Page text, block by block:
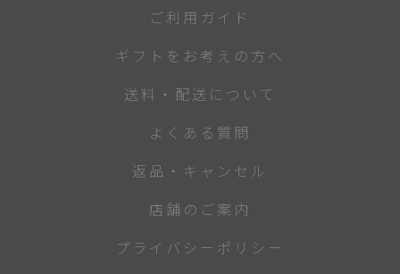
ご利用ガイド
ギフトをお考えの方へ
送料・配送について
よくある質問
返品・キャンセル
店舗のご案内
プライバシーポリシー